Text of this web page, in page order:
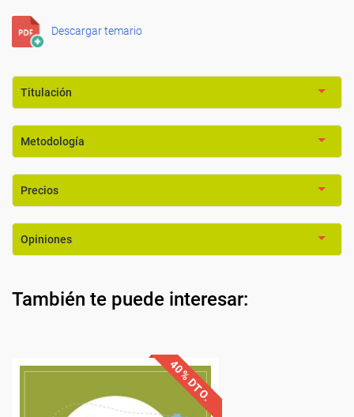
Descargar temario
Titulación
Metodología
Precios
Opiniones
También te puede interesar:
Descuentos especiales
40% DTO.